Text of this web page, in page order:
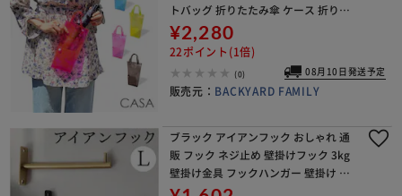
トバッグ 折りたたみ傘 ケース 折り畳
み傘 カバー ビニールバッグ ミニ レデ
ィース かわいい おでかけ 小
¥2,280
22ポイント(1倍)
(0) 08月10日発送予定
販売元： BACKYARD FAMILY
ブラック アイアンフック おしゃれ 通
販 フック ネジ止め 壁掛けフック 3kg
壁掛け金具 フックハンガー 壁掛け 収
納 オシャレ シンプル 引っ掛け 玄関 廊